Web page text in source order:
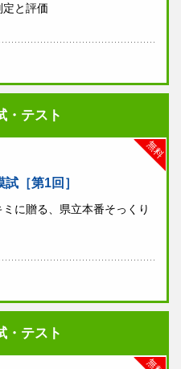
と評価
・テスト
無料
［第1回］
に贈る、県立本番そっくり
・テスト